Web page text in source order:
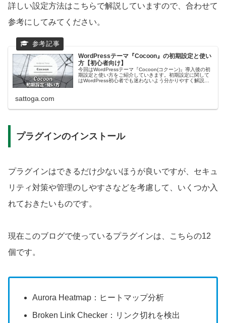
詳しい設定方法はこちらで解説していますので、合わせて
参考にしてみてください。
WordPressテーマ『Cocoon』の初期設定と使い
方【初心者向け】
今回はWordPressテーマ『Cocoon(コクーン)』導入後の初
期設定と使い方をご紹介していきます。初期設定に関して
はWordPress初心者でも迷わないよう分かりやすく解説し
sattoga.com
プラグインのインストール
プラグインはできるだけ少ないほうが良いですが、セキュ
リティ対策や管理のしやすさなどを考慮して、いくつか入
れておきたいものです。
現在このブログで使っているプラグインは、こちらの12
個です。
Aurora Heatmap：ヒートマップ分析
Broken Link Checker：リンク切れを検出